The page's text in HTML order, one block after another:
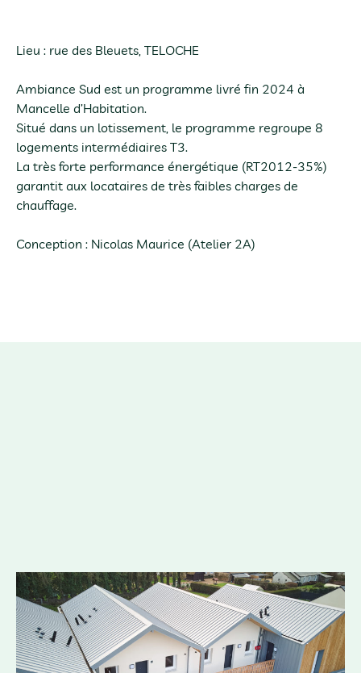
Lieu : rue des Bleuets, TELOCHE
Ambiance Sud est un programme livré fin 2024 à
Mancelle d’Habitation.
Situé dans un lotissement, le programme regroupe 8
logements intermédiaires T3.
La très forte performance énergétique (RT2012-35%)
garantit aux locataires de très faibles charges de
chauffage.
Conception : Nicolas Maurice (Atelier 2A)